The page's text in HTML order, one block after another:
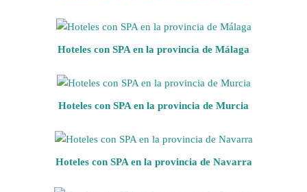
Hoteles con SPA en la provincia de Málaga
Hoteles con SPA en la provincia de Murcia
Hoteles con SPA en la provincia de Navarra